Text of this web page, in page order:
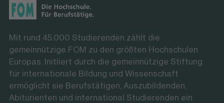
Mit rund 45.000 Studierenden zählt die
gemeinnützige FOM zu den größten Hochschulen
Europas. Initiiert durch die gemeinnützige Stiftung
für internationale Bildung und Wissenschaft
ermöglicht sie Berufstätigen, Auszubildenden,
Abiturienten und international Studierenden ein